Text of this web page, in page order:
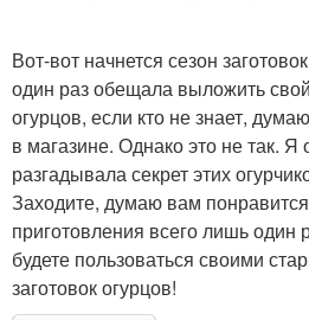
Вот-вот начнется сезон
один раз обещала выложить свой
огурцов, если кто не знает,
в магазине. Однако это не так. Я
разгадывала секрет этих
Заходите, думаю вам
приготовления всего лишь
будете пользоваться своими
заготовок огурцов!